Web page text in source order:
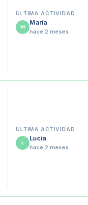
ÚLTIMA ACTIVIDAD
M
María
hace 2 meses
ÚLTIMA ACTIVIDAD
L
Lucía
hace 2 meses